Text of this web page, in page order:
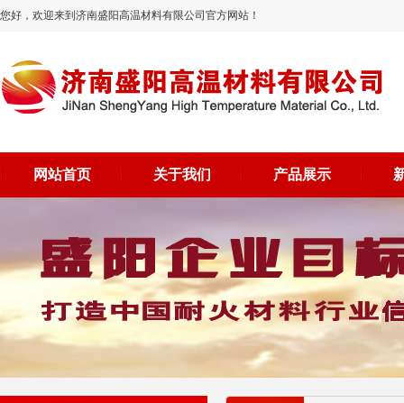
您好，欢迎来到济南盛阳高温材料有限公司官方网站！
网站首页 关于我们 产品展示